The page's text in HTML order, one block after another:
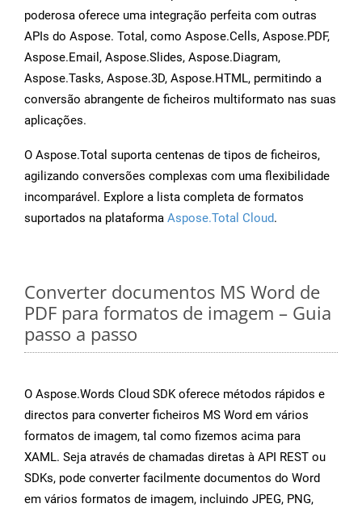
poderosa oferece uma integração perfeita com outras
APIs do Aspose. Total, como Aspose.Cells, Aspose.PDF,
Aspose.Email, Aspose.Slides, Aspose.Diagram,
Aspose.Tasks, Aspose.3D, Aspose.HTML, permitindo a
conversão abrangente de ficheiros multiformato nas suas
aplicações.
O Aspose.Total suporta centenas de tipos de ficheiros,
agilizando conversões complexas com uma flexibilidade
incomparável. Explore a lista completa de formatos
suportados na plataforma Aspose.Total Cloud.
Converter documentos MS Word de
PDF para formatos de imagem – Guia
passo a passo
O Aspose.Words Cloud SDK oferece métodos rápidos e
directos para converter ficheiros MS Word em vários
formatos de imagem, tal como fizemos acima para
XAML. Seja através de chamadas diretas à API REST ou
SDKs, pode converter facilmente documentos do Word
em vários formatos de imagem, incluindo JPEG, PNG,